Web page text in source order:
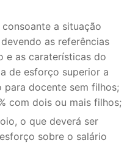
a situação
as referências
e as caraterísticas do
de esforço superior a
para docente sem filhos;
com dois ou mais filhos;
o que deverá ser
sobre o salário